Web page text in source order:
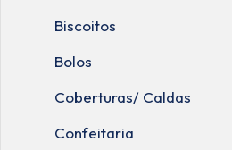
Biscoitos
Bolos
Coberturas/ Caldas
Confeitaria